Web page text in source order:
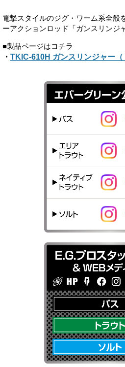
電撃スタイルのジグ・ワーム系全般
ーアクションロッド「ガンスリンジ
■製品ページはコチラ
・ TKIC-610H ガンスリンジャー（